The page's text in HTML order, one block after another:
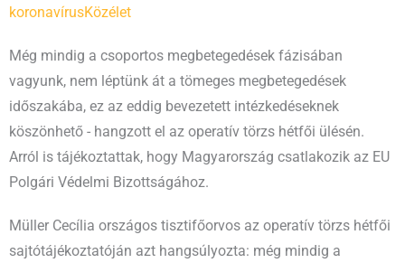
koronavírusKözélet
Még mindig a csoportos megbetegedések fázisában
vagyunk, nem léptünk át a tömeges megbetegedések
időszakába, ez az eddig bevezetett intézkedéseknek
köszönhető - hangzott el az operatív törzs hétfői ülésén.
Arról is tájékoztattak, hogy Magyarország csatlakozik az EU
Polgári Védelmi Bizottságához.
Müller Cecília országos tisztifőorvos az operatív törzs hétfői
sajtótájékoztatóján azt hangsúlyozta: még mindig a